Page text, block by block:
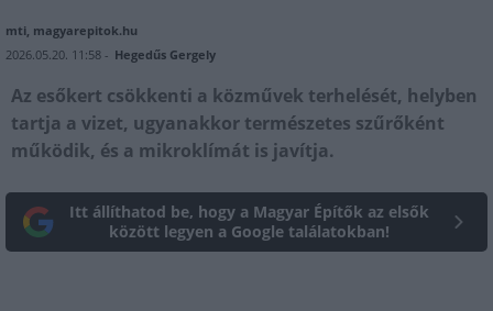
mti, magyarepitok.hu
2026.05.20. 11:58 - Hegedűs Gergely
Az esőkert csökkenti a közművek terhelését, helyben
tartja a vizet, ugyanakkor természetes szűrőként
működik, és a mikroklímát is javítja.
Itt állíthatod be, hogy a Magyar Építők az elsők
között legyen a Google találatokban!